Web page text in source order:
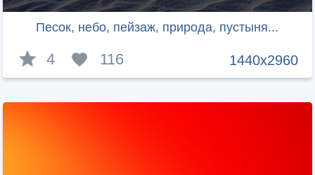
Песок, небо, пейзаж, природа, пустыня...
1440x2960
4 116